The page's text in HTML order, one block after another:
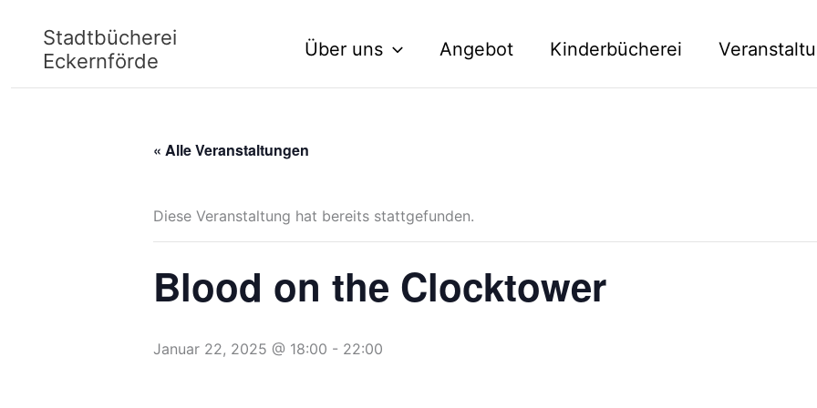
springen
Stadtbücherei
Eckernförde
Über uns Angebot Kinderbücherei
« Alle Veranstaltungen
Diese Veranstaltung hat bereits stattgefunden.
Blood on the Clocktower
Januar 22, 2025 @ 18:00 - 22:00